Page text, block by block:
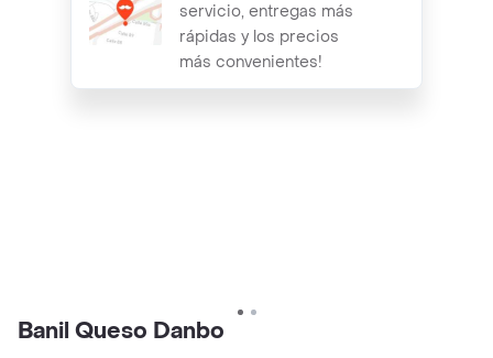
servicio, entregas más
rápidas y los precios
más convenientes!
Banil Queso Danbo